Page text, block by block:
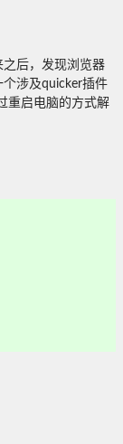
后，发现浏览器
涉及quicker插件
重启电脑的方式解